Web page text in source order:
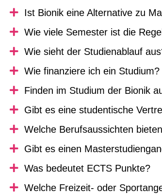
Ist Bionik eine Alternative zu
Wie viele Semester ist die
Wie sieht der Studienablauf
Wie finanziere ich ein Studium?
Finden im Studium der Bionik
Gibt es eine studentische
Welche Berufsaussichten
Gibt es einen
Was bedeutet ECTS Punkte?
Welche Freizeit- oder